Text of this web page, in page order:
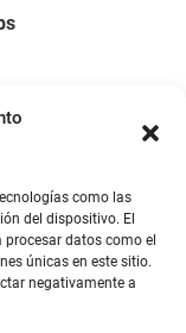
como las
del dispositivo. El
datos como el
únicas en este sitio.
negativamente a